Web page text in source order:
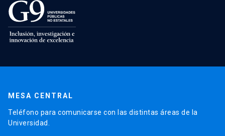
MESA CENTRAL
Teléfono para comunicarse con las distintas áreas de la
Universidad.